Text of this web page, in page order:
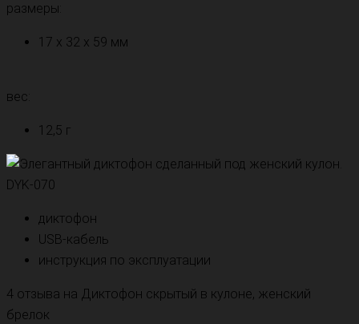
размеры:
17 х 32 х 59 мм
вес:
12,5 г
диктофон
USB-кабель
инструкция по эксплуатации
4 отзыва на Диктофон скрытый в кулоне, женский
брелок